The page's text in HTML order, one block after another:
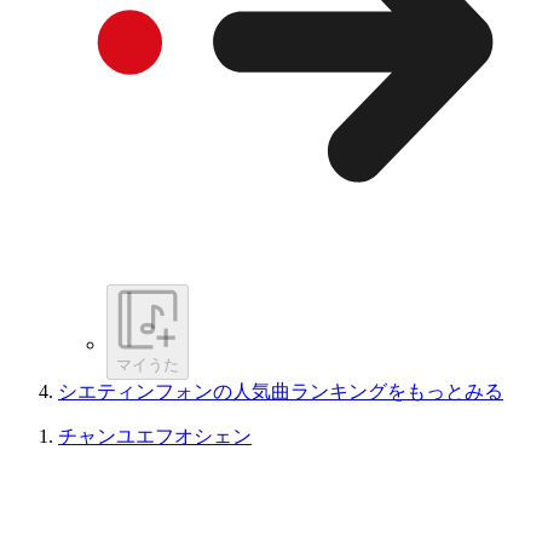
マイうた
シエティンフォンの人気曲ランキングをもっとみる
チャンユエフオシェン